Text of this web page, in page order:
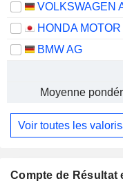
VOLKSWAGEN
HONDA
BMW AG
Moyenne
Voir toutes les
Compte de Résultat